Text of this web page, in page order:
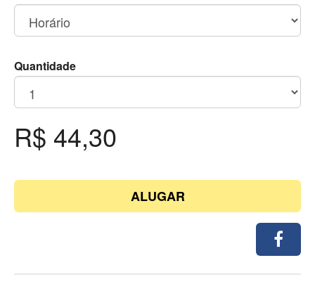
Quantidade
R$ 44,30
ALUGAR